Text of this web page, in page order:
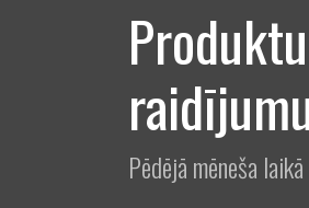
Pēdējā mēneša